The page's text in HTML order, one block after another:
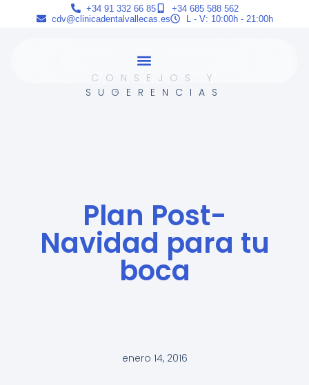
+34 91 332 66 85
+34 685 588 562
cdv@clinicadentalvallecas.es
L - V: 10:00h - 21:00h
CONSEJOS Y
SUGERENCIAS
Plan Post-
Navidad para tu
boca
enero 14, 2016